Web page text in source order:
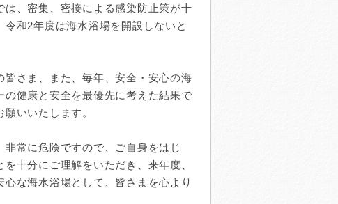
は、密集、密接による感染防止策が十
和2年度は海水浴場を開設しないと
さま、また、毎年、安全・安心の海
健康と安全を最優先に考えた結果で
いいたします。
常に危険ですので、ご自身をはじ
十分にご理解をいただき、来年度、
な海水浴場として、皆さまを心より